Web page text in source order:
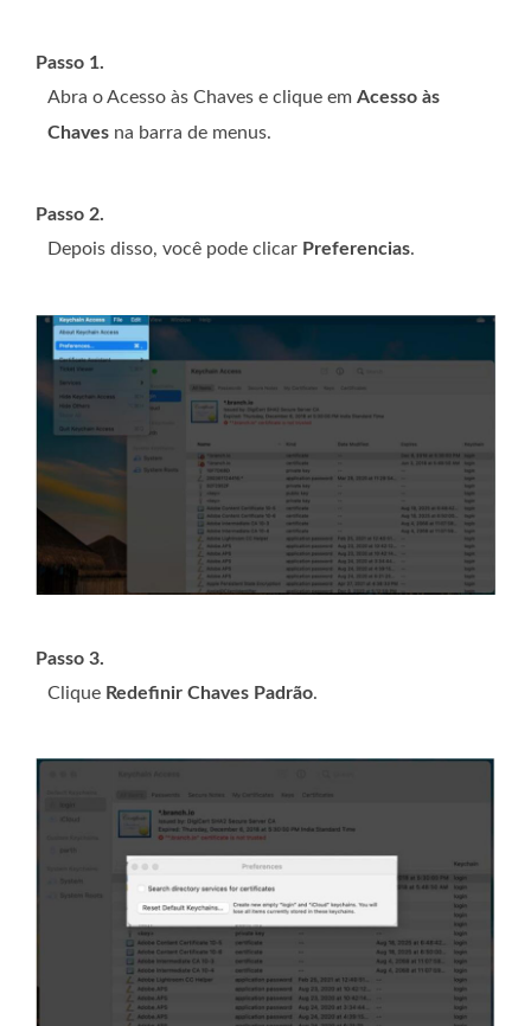
Passo 1.
Abra o Acesso às Chaves e clique em Acesso às
Chaves na barra de menus.
Passo 2.
Depois disso, você pode clicar Preferencias.
Passo 3.
Clique Redefinir Chaves Padrão.